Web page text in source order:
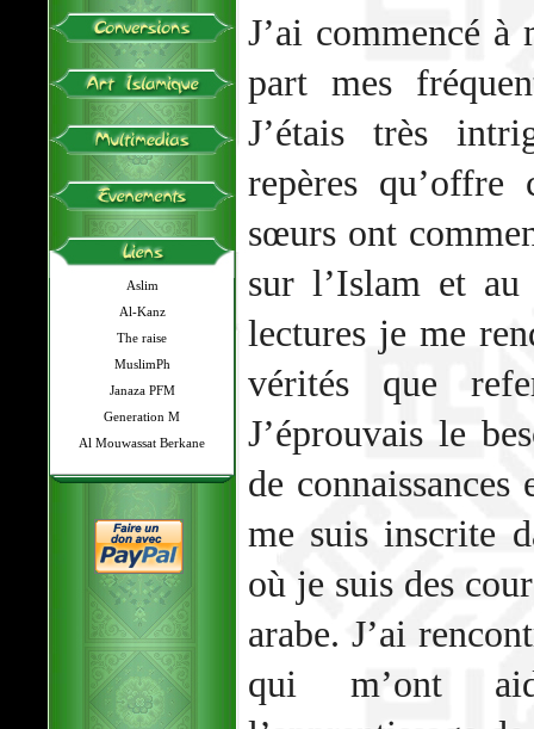
Aslim
Al-Kanz
The raise
MuslimPh
Janaza PFM
Generation M
Al Mouwassat Berkane
J’ai commencé à
part mes
J’étais très
repères
sœurs ont
sur l’Islam et
lectures je me
vérités que
J’éprouvais le
de connaissances
me suis inscrite
où je suis des
arabe. J’ai
qui m’ont